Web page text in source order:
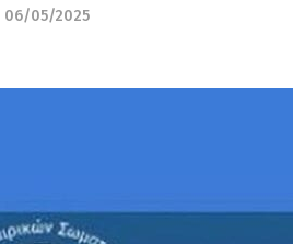
06/05/2025